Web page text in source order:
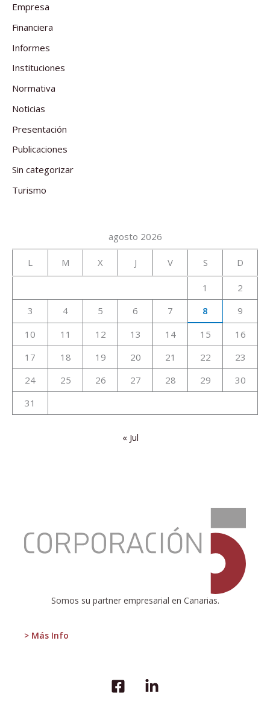
Empresa
Financiera
Informes
Instituciones
Normativa
Noticias
Presentación
Publicaciones
Sin categorizar
Turismo
agosto 2026
L M X J V S D
1
2
3
4 5 6 7 8
9
10
11 12 13 14 15
16
17
18 19 20 21 22
23
24
25 26 27 28 29
30
31
« Jul
Somos su partner empresarial en Canarias.
> Más Info
PIQUE!